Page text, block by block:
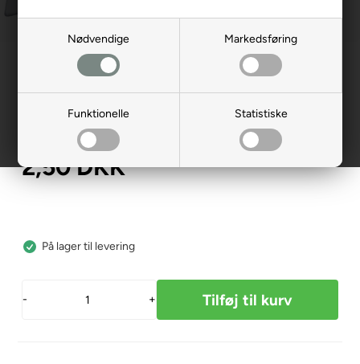
Nødvendige Markedsføring
Funktionelle Statistiske
Reservedele» Instrumentbord/styr
301111-02
2,50DKK
På lager til levering
- +